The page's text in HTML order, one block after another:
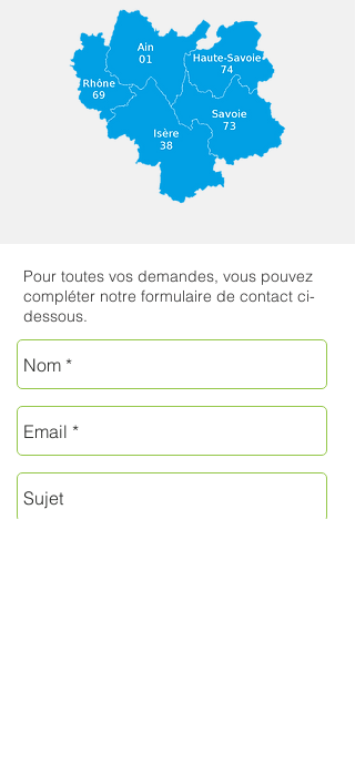
Pour toutes vos demandes, vous pouvez
compléter notre formulaire de contact ci-
dessous.